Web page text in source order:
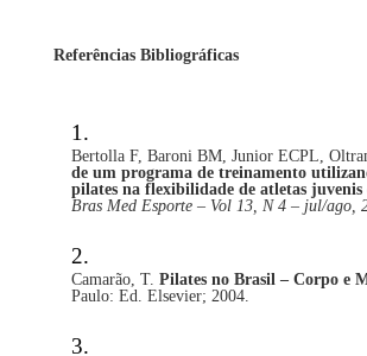
Referências Bibliográficas
Bertolla F, Baroni BM, Junior ECPL,
de um programa de treinamento
pilates na flexibilidade de atletas juvenis
Bras Med Esporte – Vol 13, N 4 – jul/ago,
Camarão, T. Pilates no Brasil – Corpo e
Paulo: Ed. Elsevier; 2004.